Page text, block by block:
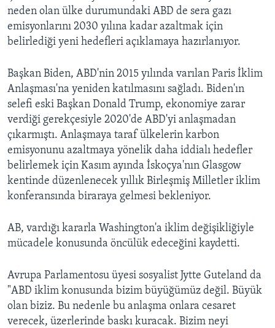
neden olan ülke durumundaki ABD de sera gazı
emisyonlarını 2030 yılına kadar azaltmak için
belirlediği yeni hedefleri açıklamaya hazırlanıyor.
Başkan Biden, ABD'nin 2015 yılında varılan Paris İklim
Anlaşması'na yeniden katılmasını sağladı. Biden'ın
selefi eski Başkan Donald Trump, ekonomiye zarar
verdiği gerekçesiyle 2020'de ABD'yi anlaşmadan
çıkarmıştı. Anlaşmaya taraf ülkelerin karbon
emisyonunu azaltmaya yönelik daha iddialı hedefler
belirlemek için Kasım ayında İskoçya'nın Glasgow
kentinde düzenlenecek yıllık Birleşmiş Milletler iklim
konferansında biraraya gelmesi bekleniyor.
AB, vardığı kararla Washington'a iklim değişikliğiyle
mücadele konusunda öncülük edeceğini kaydetti.
Avrupa Parlamentosu üyesi sosyalist Jytte Guteland da
"ABD iklim konusunda bizim büyüğümüz değil. Büyük
olan biziz. Bu nedenle bu anlaşma onlara cesaret
verecek, üzerlerinde baskı kuracak. Bizim neyi